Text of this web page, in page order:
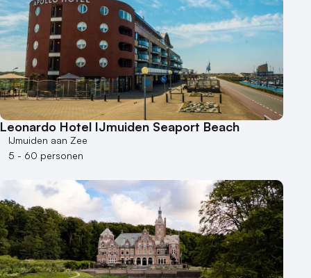
Hybride events
Industriële locatie
Kasteel en landgoed
Kleine / intieme locatie
Locaties aan zee
Museum
Theater
Varende locatie
Leonardo Hotel IJmuiden Seaport Beach
IJmuiden aan Zee
5 - 60 personen